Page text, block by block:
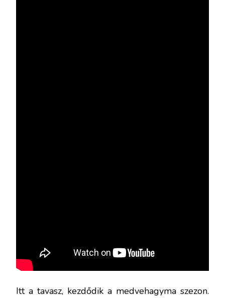
Itt a tavasz, kezdődik a medvehagyma szezon.